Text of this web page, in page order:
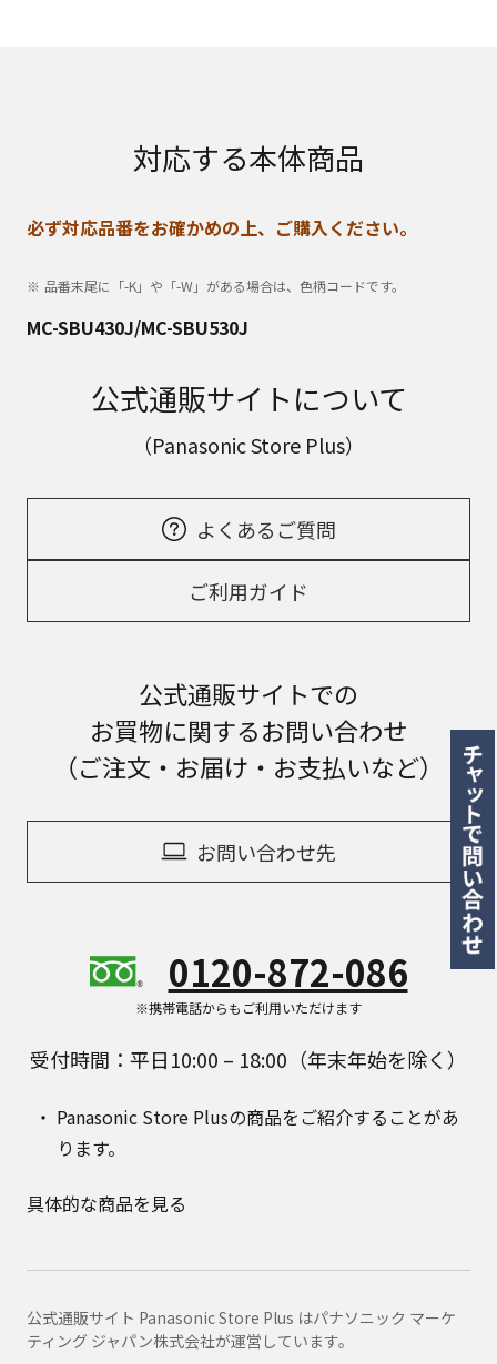
対応する本体商品
必ず対応品番をお確かめの上、ご購入ください。
品番末尾に「-K」や「-W」がある場合は、色柄コードです。
MC-SBU430J/MC-SBU530J
公式通販サイトについて
（Panasonic Store Plus）
よくあるご質問
ご利用ガイド
公式通販サイトでの
お買物に関するお問い合わせ
（ご注文・お届け・お支払いなど）
お問い合わせ先
0120-872-086
※携帯電話からもご利用いただけます
受付時間：平日10:00 – 18:00（年末年始を除く）
Panasonic Store Plusの商品をご紹介することがあ
ります。
具体的な商品を見る
公式通販サイト Panasonic Store Plus はパナソニック マーケ
ティング ジャパン株式会社が運営しています。